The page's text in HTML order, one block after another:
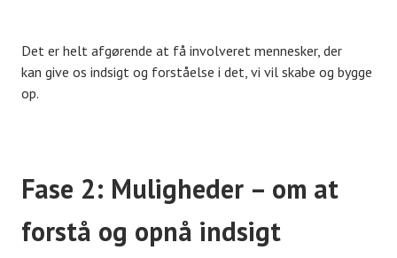
Det er helt afgørende at få involveret mennesker, der
kan give os indsigt og forståelse i det, vi vil skabe og bygge
op.
Fase 2: Muligheder – om at
forstå og opnå indsigt